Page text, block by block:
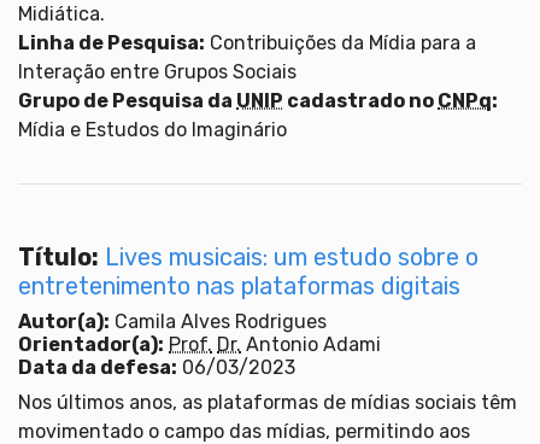
Midiática.
Linha de Pesquisa: Contribuições da Mídia para a
Interação entre Grupos Sociais
Grupo de Pesquisa da UNIP cadastrado no CNPq:
Mídia e Estudos do Imaginário
Título: Lives musicais: um estudo sobre o
entretenimento nas plataformas digitais
Autor(a): Camila Alves Rodrigues
Orientador(a): Prof. Dr. Antonio Adami
Data da defesa: 06/03/2023
Nos últimos anos, as plataformas de mídias sociais têm
movimentado o campo das mídias, permitindo aos